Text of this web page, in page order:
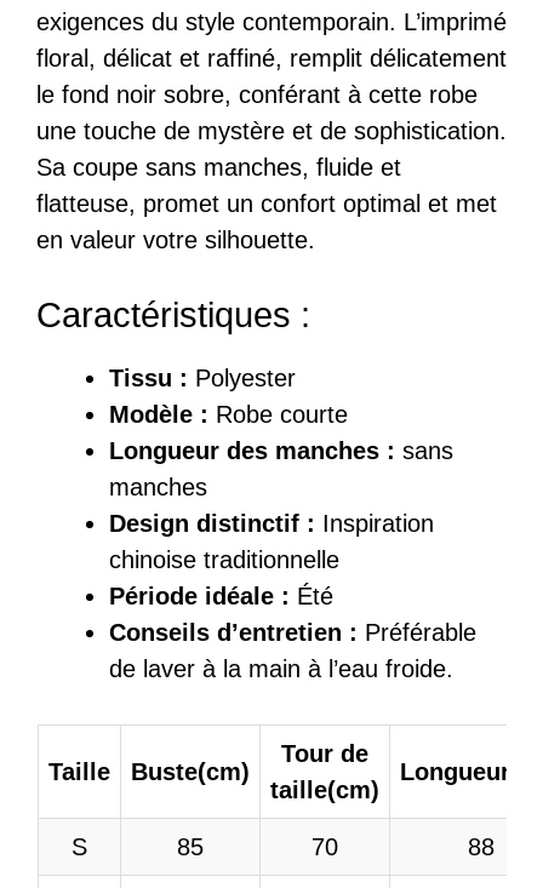
exigences du style contemporain. L’imprimé
floral, délicat et raffiné, remplit délicatement
le fond noir sobre, conférant à cette robe
une touche de mystère et de sophistication.
Sa coupe sans manches, fluide et
flatteuse, promet un confort optimal et met
en valeur votre silhouette.
Caractéristiques :
Tissu : Polyester
Modèle : Robe courte
Longueur des manches : sans
manches
Design distinctif : Inspiration
chinoise traditionnelle
Période idéale : Été
Conseils d’entretien : Préférable
de laver à la main à l’eau froide.
Taille Buste(cm)
Tour de
taille(cm)
S 85 70 88